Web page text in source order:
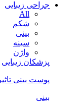
جراحی زیبایی
All
شکم
بینی
سینه
واژن
پزشکان زیبایی
پوست بینی
بینی